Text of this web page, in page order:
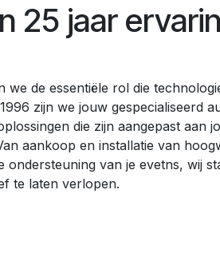
25 jaar
we de essentiële rol die
zijn we jouw gespecialiseerd
die zijn aangepast aan
aankoop en installatie van
ondersteuning van je evetns, wij
te laten verlopen.